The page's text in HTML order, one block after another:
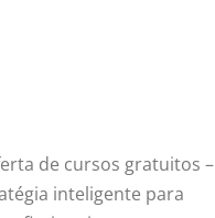
de cursos gratuitos –
inteligente para